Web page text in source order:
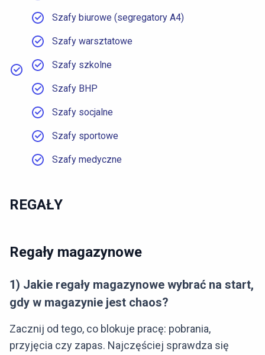
Szafy biurowe (segregatory A4)
Szafy warsztatowe
Szafy szkolne
Szafy BHP
Szafy socjalne
Szafy sportowe
Szafy medyczne
REGAŁY
Regały magazynowe
1) Jakie regały magazynowe wybrać na start,
gdy w magazynie jest chaos?
Zacznij od tego, co blokuje pracę: pobrania,
przyjęcia czy zapas. Najczęściej sprawdza się